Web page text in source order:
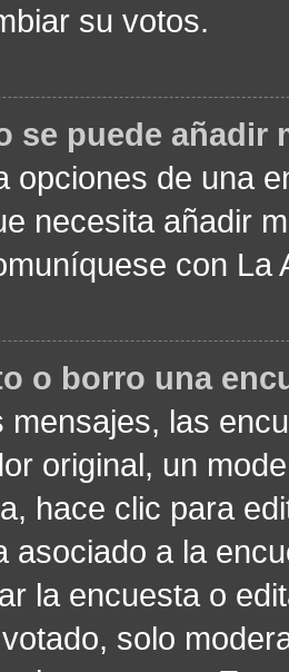
su votos.
se puede añadir
opciones de una
necesita añadir
con La
o borro una
mensajes, las
original, un
hace clic para
asociado a la
la encuesta o
solo